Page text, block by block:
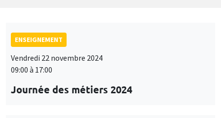
ENSEIGNEMENT
Vendredi 22 novembre 2024
09:00 à 17:00
Journée des métiers 2024